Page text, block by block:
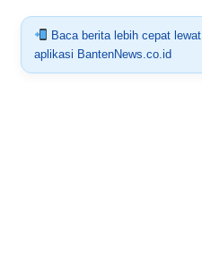
Baca berita lebih cepat lewat
aplikasi BantenNews.co.id